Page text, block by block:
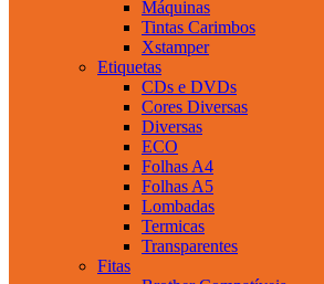
Máquinas
Tintas Carimbos
Xstamper
Etiquetas
CDs e DVDs
Cores Diversas
Diversas
ECO
Folhas A4
Folhas A5
Lombadas
Termicas
Transparentes
Fitas